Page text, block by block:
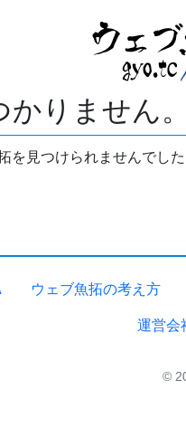
りません。
を見つけられませんでした
ウェブ魚拓の考え方
運営会
©